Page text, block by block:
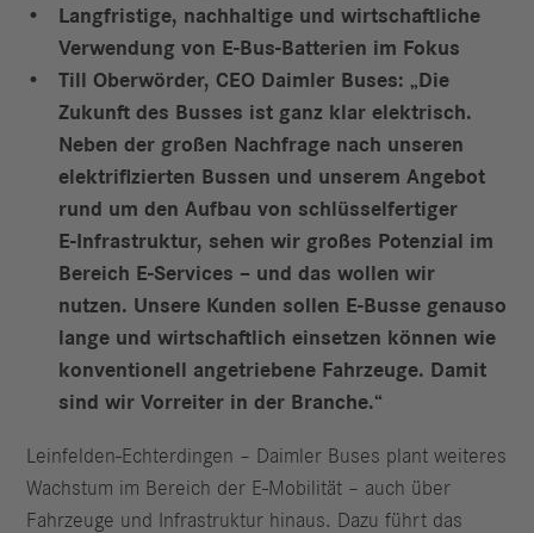
Langfristige, nachhaltige und wirtschaftliche
Verwendung von E-Bus-Batterien im Fokus
Till Oberwörder, CEO Daimler Buses: „Die
Zukunft des Busses ist ganz klar elektrisch.
Neben der großen Nachfrage nach unseren
elektrifizierten Bussen und unserem Angebot
rund um den Aufbau von schlüsselfertiger
E‑Infrastruktur, sehen wir großes Potenzial im
Bereich E‑Services – und das wollen wir
nutzen. Unsere Kunden sollen E-Busse genauso
lange und wirtschaftlich einsetzen können wie
konventionell angetriebene Fahrzeuge. Damit
sind wir Vorreiter in der Branche.“
Leinfelden-Echterdingen – Daimler Buses plant weiteres
Wachstum im Bereich der E-Mobilität – auch über
Fahrzeuge und Infrastruktur hinaus. Dazu führt das